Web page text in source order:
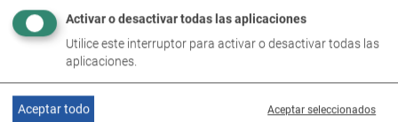
Activar o desactivar todas las aplicaciones
Utilice este interruptor para activar o desactivar todas las
aplicaciones.
Aceptar seleccionados
Aceptar todo